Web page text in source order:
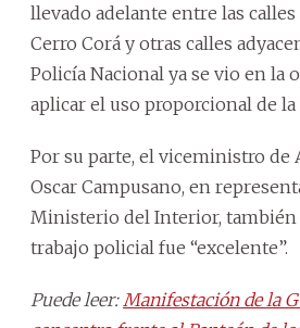
llevado adelante entre las calles
Cerro Corá y otras calles
Policía Nacional ya se vio en la
aplicar el uso proporcional de la
Por su parte, el viceministro de
Oscar Campusano, en
Ministerio del Interior, también
trabajo policial fue “excelente”.
Puede leer: Manifestación de la